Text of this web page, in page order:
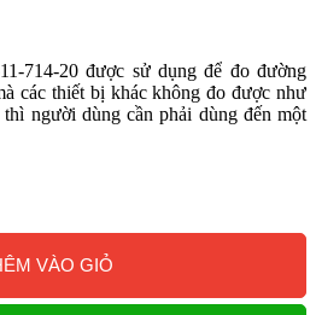
714-20 được sử dụng để đo đường
các thiết bị khác không đo được như
người dùng cần phải dùng đến một
VÀO GIỎ